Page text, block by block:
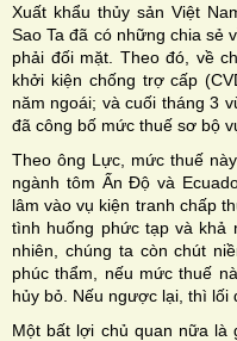
Xuất khẩu thủy sản Việt
Sao Ta đã có những chia sẻ
phải đối mặt. Theo đó, về
khởi kiện chống trợ cấp
năm ngoái; và cuối tháng 3
đã công bố mức thuế sơ bộ
Theo ông Lực, mức thuế
ngành tôm Ấn Độ và
lâm vào vụ kiện tranh chấp
tình huống phức tạp và khả
nhiên, chúng ta còn chút
phúc thẩm, nếu mức thuế
hủy bỏ. Nếu ngược lại, thì lối
Một bất lợi chủ quan nữa là